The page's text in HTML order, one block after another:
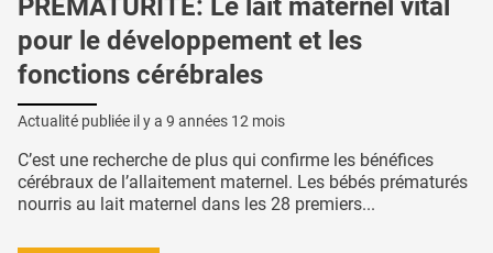
PRÉMATURITÉ: Le lait maternel vital
pour le développement et les
fonctions cérébrales
Actualité publiée il y a 9 années 12 mois
C’est une recherche de plus qui confirme les bénéfices
cérébraux de l’allaitement maternel. Les bébés prématurés
nourris au lait maternel dans les 28 premiers...